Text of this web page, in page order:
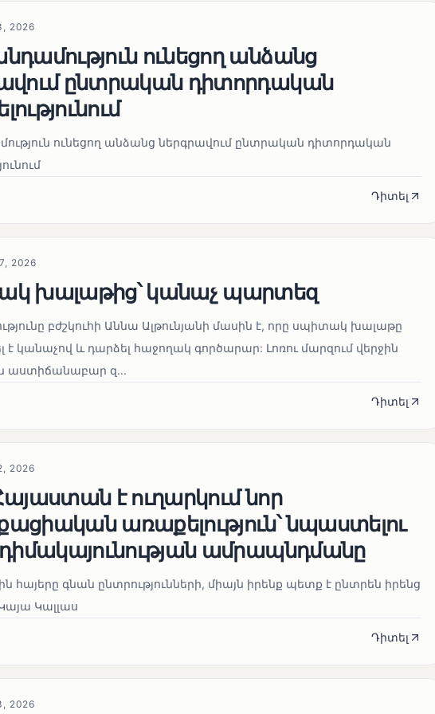
2026
ունեցող անձանց
ընտրական դիտորդական
ունեցող անձանց ներգրավում ընտրական դիտորդական
Դիտել
2026
խալաթից՝ կանաչ պարտեզ
բժշկուհի Աննա Ալթունյանի մասին է, որը սպիտակ խալաթը
է կանաչով և դարձել հաջողակ գործարար: Լոռու մարզում վերջին
աստիճանաբար զ...
Դիտել
2026
է ուղարկում նոր
առաքելություն՝ նպաստելու
ամրապնդմանը
հայերը գնան ընտրությունների, միայն իրենք պետք է ընտրեն իրենց
Կալլաս
Դիտել
2026